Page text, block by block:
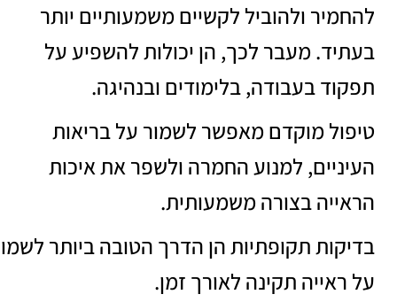
להחמיר ולהוביל לקשיים משמעותיים יותר
בעתיד. מעבר לכך, הן יכולות להשפיע על
תפקוד בעבודה, בלימודים ובנהיגה.
טיפול מוקדם מאפשר לשמור על בריאות
העיניים, למנוע החמרה ולשפר את איכות
הראייה בצורה משמעותית.
בדיקות תקופתיות הן הדרך הטובה ביותר
על ראייה תקינה לאורך זמן.